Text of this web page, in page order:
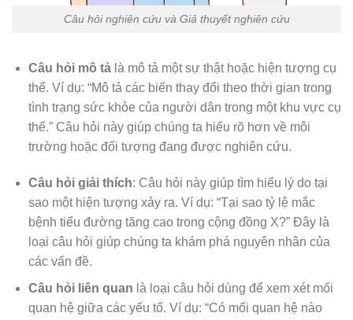
Câu hỏi nghiên cứu và Giả thuyết nghiên cứu
Câu hỏi mô tảlà mô tả một sự thật hoặc hiện tượng cụ
thể. Ví dụ: “Mô tả các biến thay đổi theo thời gian trong
tình trạng sức khỏe của người dân trong một khu vực cụ
thể.” Câu hỏi này giúp chúng ta hiểu rõ hơn về môi
trường hoặc đối tượng đang được nghiên cứu.
Câu hỏi giải thích: Câu hỏi này giúp tìm hiểu lý do tại
sao một hiện tượng xảy ra. Ví dụ: “Tại sao tỷ lệ mắc
bệnh tiểu đường tăng cao trong cộng đồng X?” Đây là
loại câu hỏi giúp chúng ta khám phá nguyên nhân của
các vấn đề.
Câu hỏi liên quan là loại câu hỏi dùng để xem xét mối
quan hệ giữa các yếu tố. Ví dụ: “Có mối quan hệ nào